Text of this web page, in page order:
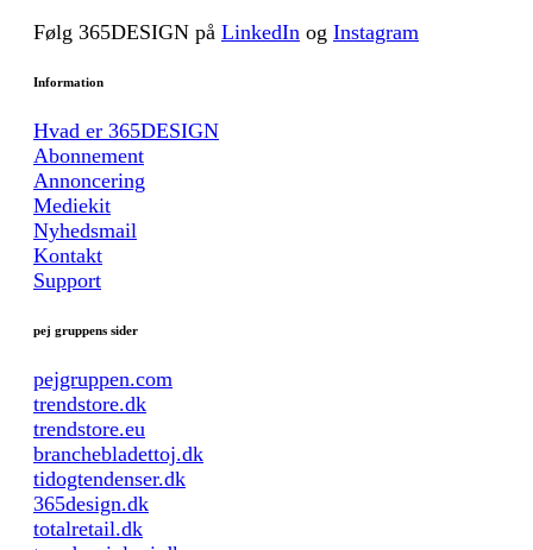
Følg 365DESIGN på LinkedIn og Instagram
Information
Hvad er 365DESIGN
Abonnement
Annoncering
Mediekit
Nyhedsmail
Kontakt
Support
pej gruppens sider
pejgruppen.com
trendstore.dk
trendstore.eu
branchebladettoj.dk
tidogtendenser.dk
365design.dk
totalretail.dk